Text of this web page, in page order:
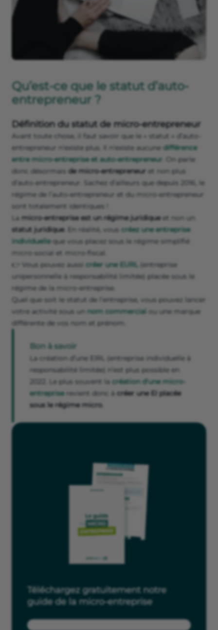
Qu’est-ce que le statut d’auto-
entrepreneur ?
Définition du statut de micro-entrepreneur
Avant toute chose, il faut savoir que le « statut » d’auto-
entrepreneur n’existe plus. Il n’existe aucune différence
entre micro-entreprise et auto-entrepreneur . On parle
donc désormais de micro-entrepreneur et non plus
d’auto-entrepreneur. Sachez d’ailleurs que depuis 2016, le
régime de l’auto-entrepreneur et du micro-entrepreneur
sont totalement identiques !
La micro-entreprise est un régime juridiqueet non un
statut juridique. En réalité, vous créez une entreprise
individuelleque vous placez sous le régime simplifié
micro-social et micro-fiscal.
👉 Vous pouvez aussi créer une EURL (entreprise
unipersonnelle à responsabilité limitée) placée sous le
régime de la micro-entreprise.
Quel que soit le statut de l’entreprise, vous pouvez lancer
votre activité sous un nom commercial ou une marque
différente de vos nom et prénom.
Bon à savoir
La création d’une EIRL (entreprise individuelle à
responsabilité limitée) n’est plus possible en
2022. Le plus souvent la création d'une micro-
entrepriserevient donc à créer une EI placée
sous le régime micro
Téléchargez gratuitement notre
guide de la micro-entreprise